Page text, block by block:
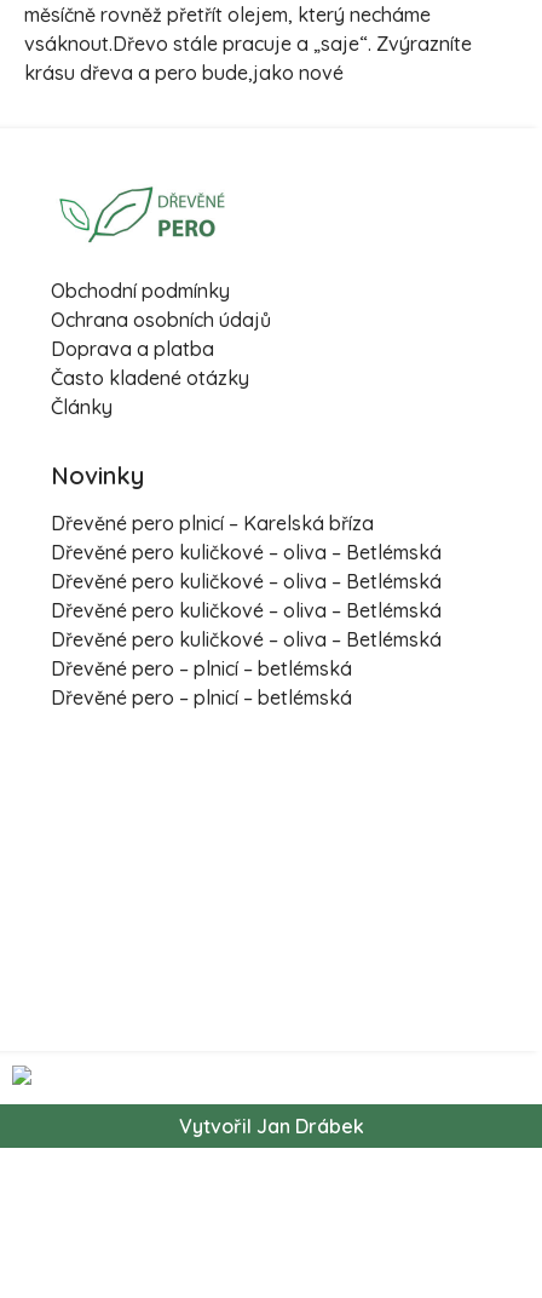
měsíčně rovněž přetřít olejem, který necháme
vsáknout.Dřevo stále pracuje a „saje“. Zvýrazníte
krásu dřeva a pero bude,jako nové
Obchodní podmínky
Ochrana osobních údajů
Doprava a platba
Často kladené otázky
Články
Novinky
Dřevěné pero plnicí – Karelská bříza
Dřevěné pero kuličkové – oliva – Betlémská
Dřevěné pero kuličkové – oliva – Betlémská
Dřevěné pero kuličkové – oliva – Betlémská
Dřevěné pero kuličkové – oliva – Betlémská
Dřevěné pero – plnicí – betlémská
Dřevěné pero – plnicí – betlémská
Vytvořil Jan Drábek